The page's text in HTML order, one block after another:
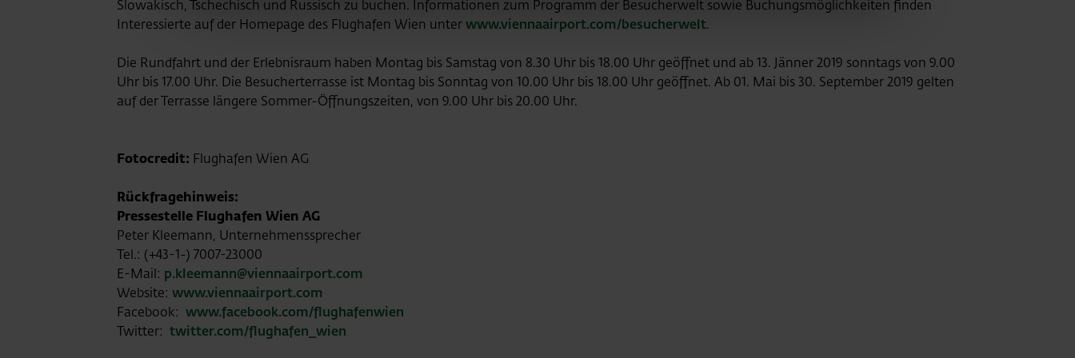
Slowakisch, Tschechisch und Russisch zu buchen. Informationen zum Programm der Besucherwelt sowie Buchungsmöglichkeiten finden
Interessierte auf der Homepage des Flughafen Wien unterwww.viennaairport.com/besucherwelt.
Die Rundfahrt und der Erlebnisraum haben Montag bis Samstag von 8.30 Uhr bis 18.00 Uhr geöffnet und ab 13. Jänner 2019 sonntags von 9.00
Uhr bis 17.00 Uhr. Die Besucherterrasse ist Montag bis Sonntag von 10.00 Uhr bis 18.00 Uhr geöffnet. Ab 01. Mai bis 30. September 2019 gelten
auf der Terrasse längere Sommer-Öffnungszeiten, von 9.00 Uhr bis 20.00 Uhr.
Fotocredit: Flughafen Wien AG
Rückfragehinweis:
Pressestelle Flughafen Wien AG
Peter Kleemann, Unternehmenssprecher
Tel.: (+43-1-) 7007-23000
E-Mail: p.kleemann@viennaairport.com
Website: www.viennaairport.com
Facebook: www.facebook.com/flughafenwien
Twitter: twitter.com/flughafen_wien